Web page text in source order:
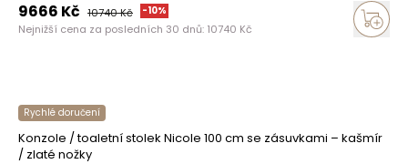
9666 Kč 10740Kč -10%
Nejnižší cena za posledních 30 dnů: 10740 Kč
Rychlé doručení
Konzole / toaletní stolek Nicole 100 cm se zásuvkami – kašmír
/ zlaté nožky